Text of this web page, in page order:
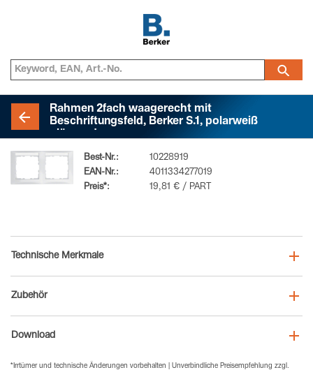
Rahmen 2fach waagerecht mit
Beschriftungsfeld, Berker S.1, polarweiß
Best-Nr.:
10228919
EAN-Nr.:
4011334277019
Preis*:
19,81 € / PART
Technische Merkmale
Zubehör
Download
*Irrtümer und technische Änderungen vorbehalten | Unverbindliche Preisempfehlung zzgl.